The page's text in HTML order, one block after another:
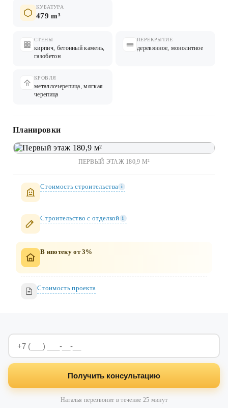
КУБАТУРА
479 m³
СТЕНЫ
кирпич, бетонный камень,
газобетон
ПЕРЕКРЫТИЕ
деревянное, монолитное
КРОВЛЯ
металлочерепица, мягкая
черепица
Планировки
ПЕРВЫЙ ЭТАЖ 180,9 М²
Стоимость строительства i
Строительство c отделкой i
В ипотеку от 3%
Стоимость проекта
Получить консультацию
Наталья перезвонит в течение 25 минут